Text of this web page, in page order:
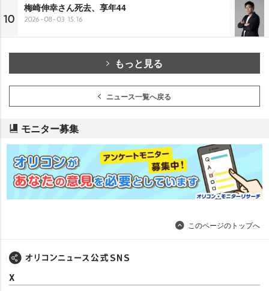
10
梅崎伸幸さん死去、享年44
2026-08-03 15:16
もっと見る
ニュース一覧へ戻る
モニター募集
このページのトップへ
X